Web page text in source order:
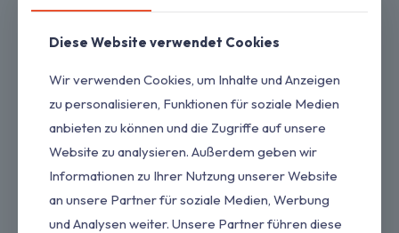
169,00€ inkl. MwSt.
Dieses
weist
mehrere
Optionen
Save
Diese Website verwendet Cookies
Wir verwenden Cookies, um Inhalte und Anzeigen
zu personalisieren, Funktionen für soziale Medien
anbieten zu können und die Zugriffe auf unsere
Website zu analysieren. Außerdem geben wir
Informationen zu Ihrer Nutzung unserer Website
an unsere Partner für soziale Medien, Werbung
und Analysen weiter. Unsere Partner führen diese